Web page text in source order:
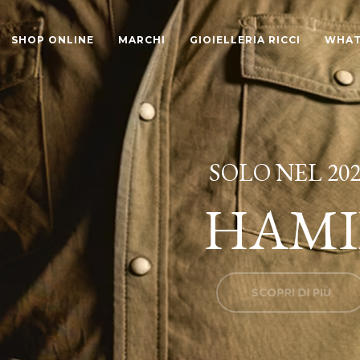
SHOP ONLINE MARCHI GIOIELLERIA RICCI
SCOPRI DI PIÙ
SOLO NEL